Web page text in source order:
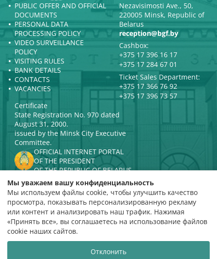
PUBLIC OFFER AND OFFICIAL
DOCUMENTS
PERSONAL DATA
PROCESSING POLICY
VIDEO SURVEILLANCE
POLICY
VISITING RULES
BANK DETAILS
CONTACTS
VACANCIES
Nezavisimosti Ave., 50,
220005 Minsk, Republic of
Belarus
reception@bgf.by
Cashbox:
+375 17 396 16 17
+375 17 284 67 01
Ticket Sales Department:
+375 17 366 76 92
+375 17 396 73 57
Certificate
State Registration No. 970 dated
August 31, 2000.
issued by the Minsk City Executive
Committee.
OFFICIAL INTERNET PORTAL
OF THE PRESIDENT
OF THE REPUBLIC OF BELARUS
MINISTRY OF CULTURE OF THE
REPUBLIC OF BELARUS
PORTAL
RATING ASSESSMENT
Rating 4.9
based on 112 reviews
Мы уважаем вашу конфиденциальность
Мы используем файлы cookie, чтобы улучшить качество
просмотра, показывать персонализированную рекламу
или контент и анализировать наш трафик. Нажимая
«Принять все», вы соглашаетесь на использование файлов
cookie наших сайтов.
Отклонить